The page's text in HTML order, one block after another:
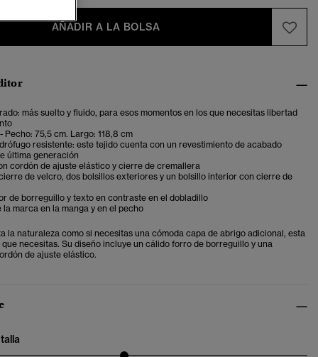
AÑADIR A LA BOLSA
más suelto y fluido, para esos momentos en los que necesitas libertad
Pecho: 75,5 cm. Largo: 118,8 cm
resistente: este tejido cuenta con un revestimiento de acabado
última generación
cordón de ajuste elástico y cierre de cremallera
de velcro, dos bolsillos exteriores y un bolsillo interior con cierre de
de borreguillo y texto en contraste en el dobladillo
la marca en la manga y en el pecho
la naturaleza como si necesitas una cómoda capa de abrigo adicional, esta
necesitas. Su diseño incluye un cálido forro de borreguillo y una
de ajuste elástico.